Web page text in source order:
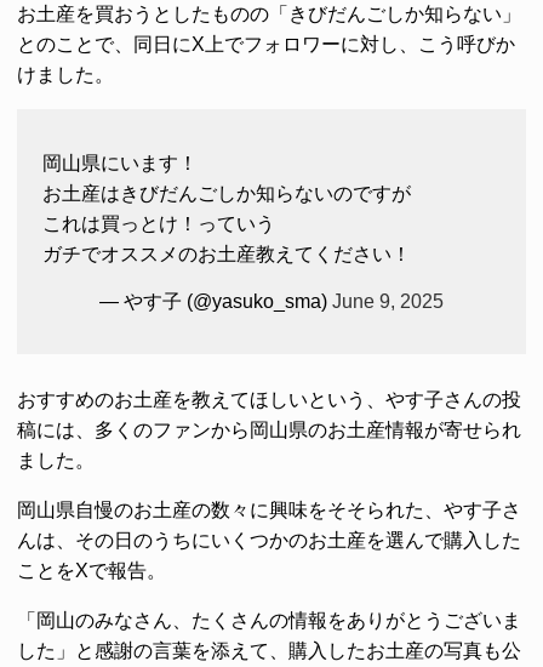
お土産を買おうとしたものの「きびだんごしか知らない」
とのことで、同日にX上でフォロワーに対し、こう呼びか
けました。
岡山県にいます！
お土産はきびだんごしか知らないのですが
これは買っとけ！っていう
ガチでオススメのお土産教えてください！
— やす子 (@yasuko_sma) June 9, 2025
おすすめのお土産を教えてほしいという、やす子さんの投
稿には、多くのファンから岡山県のお土産情報が寄せられ
ました。
岡山県自慢のお土産の数々に興味をそそられた、やす子さ
んは、その日のうちにいくつかのお土産を選んで購入した
ことをXで報告。
「岡山のみなさん、たくさんの情報をありがとうございま
した」と感謝の言葉を添えて、購入したお土産の写真も公